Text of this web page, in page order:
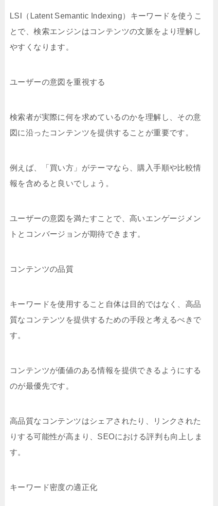
LSI（Latent Semantic Indexing）キーワードを使うこ
とで、検索エンジンはコンテンツの文脈をより理解し
やすくなります。
ユーザーの意図を重視する
検索者が実際に何を求めているのかを理解し、その意
図に沿ったコンテンツを提供することが重要です。
例えば、「買い方」がテーマなら、購入手順や比較情
報を含めると良いでしょう。
ユーザーの意図を満たすことで、高いエンゲージメン
トとコンバージョンが期待できます。
コンテンツの品質
キーワードを使用すること自体は目的ではなく、高品
質なコンテンツを提供するための手段と考えるべきで
す。
コンテンツが価値のある情報を提供できるようにする
のが最優先です。
高品質なコンテンツはシェアされたり、リンクされた
りする可能性が高まり、SEOにおける評判も向上しま
す。
キーワード密度の適正化